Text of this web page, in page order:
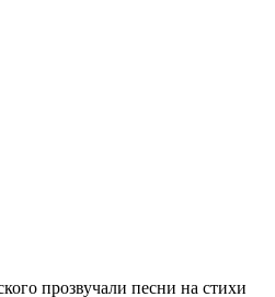
прозвучали песни на стихи